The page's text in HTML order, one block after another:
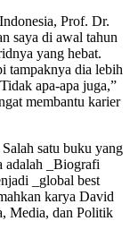
Prof. Dr.
saya di awal tahun
yang hebat.
tampaknya dia lebih
apa-apa juga,”
membantu karier
satu buku yang
adalah _Biografi
_global best
karya David
Media, dan Politik